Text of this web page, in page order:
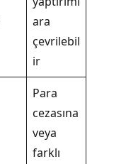
ara
çevrilebil
ir
Para
cezasına
veya
farklı